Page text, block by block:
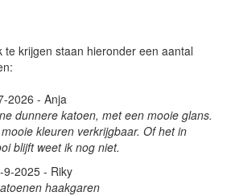
krijgen staan hieronder een aantal
2026 - Anja
dunnere katoen, met een mooie glans.
kleuren verkrijgbaar. Of het in
blijft weet ik nog niet.
9-2025 - Riky
haakgaren